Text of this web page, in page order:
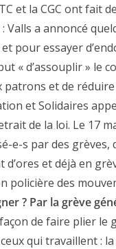
et la CGC ont
Valls a annoncé
pour essayer
« d’assouplir » le
et de
et Solidaires
de la loi. Le 17
e-s par des grèves,
et déjà en
policière des
? Par la grève
de faire plier le
qui travaillent :